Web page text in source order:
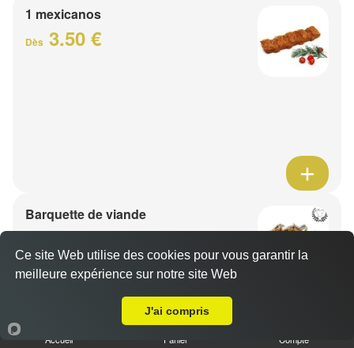
1 mexicanos
Dès 3.50 €
Barquette de viande
7.50 €
1 viande au choix
Accueil Panier Compte
Ce site Web utilise des cookies pour vous garantir la
meilleure expérience sur notre site Web
J'ai compris